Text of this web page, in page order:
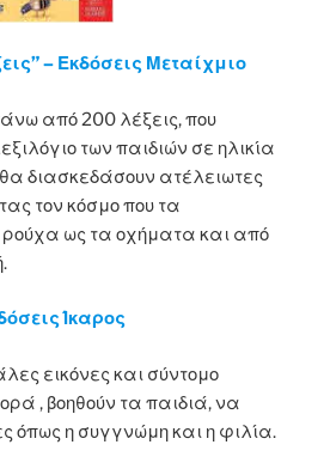
– Εκδόσεις Μεταίχμιο
από 200 λέξεις, που
των παιδιών σε ηλικία
διασκεδάσουν ατέλειωτες
τον κόσμο που τα
ως τα οχήματα και από
Ίκαρος
εικόνες και σύντομο
, βοηθούν τα παιδιά, να
όπως η συγγνώμη και η φιλία.